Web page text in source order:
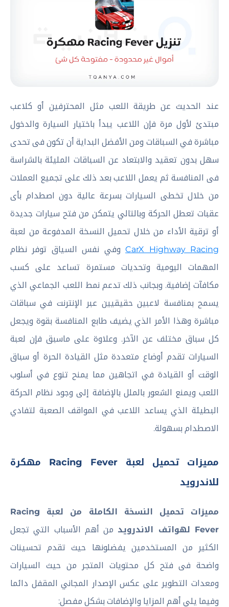
عند الحديث عن طريقة اللعب مثل المحترفين أو كلاعب
مبتدئ لأول مرة فإن اللاعب يبدأ باختيار السيارة والدخول
مباشرة في السباقات ومن الأفضل البداية أن تكون فى تحدى
سهل بدون تعقيد والابتعاد عن السباقات المليئة بالشراسة
فى المنافسة ثم يعمل اللاعب بعد ذلك على تجميع العملات
من خلال تخطى السيارات بسرعة عالية دون اصطدام بأى
عقبات تعطل الحركة وبالتالي يتمكن من فتح سيارات جديدة
أو ترقية الأداء من خلال تحميل النسخة المدفوعة من لعبة
CarX Highway Racingوفي نفس السياق توفر نظام
المهمات اليومية وتحديات مستمرة تساعد على كسب
مكافآت إضافية. وبجانب ذلك تدعم نمط اللعب الجماعي الذي
يسمح بمنافسة لاعبين حقيقيين عبر الإنترنت في سباقات
مباشرة وهذا الأمر الذي يضيف طابع المنافسة بقوة ويجعل
كل سباق مختلف عن الآخر. وعلاوة على ماسبق فإن لعبة
السيارات تقدم أوضاع متعددة مثل القيادة الحرة أو سباق
الوقت أو القيادة في اتجاهين مما يمنح تنوع في أسلوب
اللعب ويمنع الشعور بالملل بالإضافة إلى وجود نظام الحركة
البطيئة الذي يساعد اللاعب في المواقف الصعبة لتفادي
الاصطدام بسهولة.
مميزات تحميل لعبة Racing Fever مهكرة
للاندرويد
مميزات تحميل النسخة الكاملة من لعبة Racing
Fever لهواتف الاندرويد
من أهم الأسباب التي تجعل
الكثير من المستخدمين يفضلونها حيث تقدم تحسينات
واضحة فى فتح كل محتويات المتجر من حيث السيارات
ومعدات التطوير على عكس الإصدار المجاني المقفل دائما
وفيما يلي أهم المزايا والإضافات بشكل مفصل: